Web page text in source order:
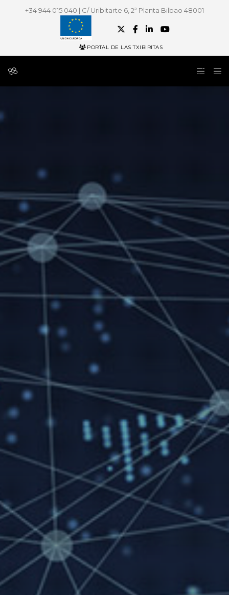
+34 944 015 040 | C/ Uribitarte 6, 2ª Planta Bilbao 48001
PORTAL DE LAS TXIBIRITAS